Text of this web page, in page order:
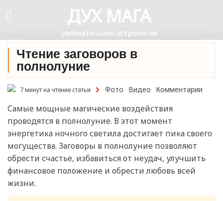
ДУХ МАГА
увлекательная астрология
Чтение заговоров в
полнолуние
7 минут на чтение статьи Фото Видео Комментарии
Самые мощные магические воздействия
проводятся в полнолуние. В этот момент
энергетика ночного светила достигает пика своего
могущества. Заговоры в полнолуние позволяют
обрести счастье, избавиться от неудач, улучшить
финансовое положение и обрести любовь всей
жизни.